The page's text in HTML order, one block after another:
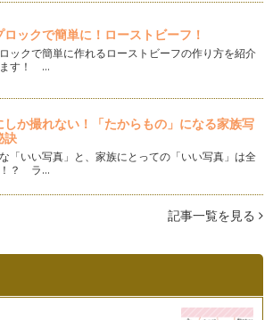
しよう
まだ空気は冷たいですが、だんだん春は近
なるとお祝いごと…
ばねばパワー
になりました。最近ではインフルエンザや
をふるっていて、…
しく食べよう
ち」・・・2月3日は節分の日ですね。 豆
れまし…
タイムが過ぎ、…
し
ロックで簡単に！ローストビーフ！
ックで簡単に作れるローストビーフの作り方を紹介
ます！ …
しか撮れない！「たからもの」になる家族写
訣
「いい写真」と、家族にとっての「いい写真」は全
？ ラ…
記事一覧を見る